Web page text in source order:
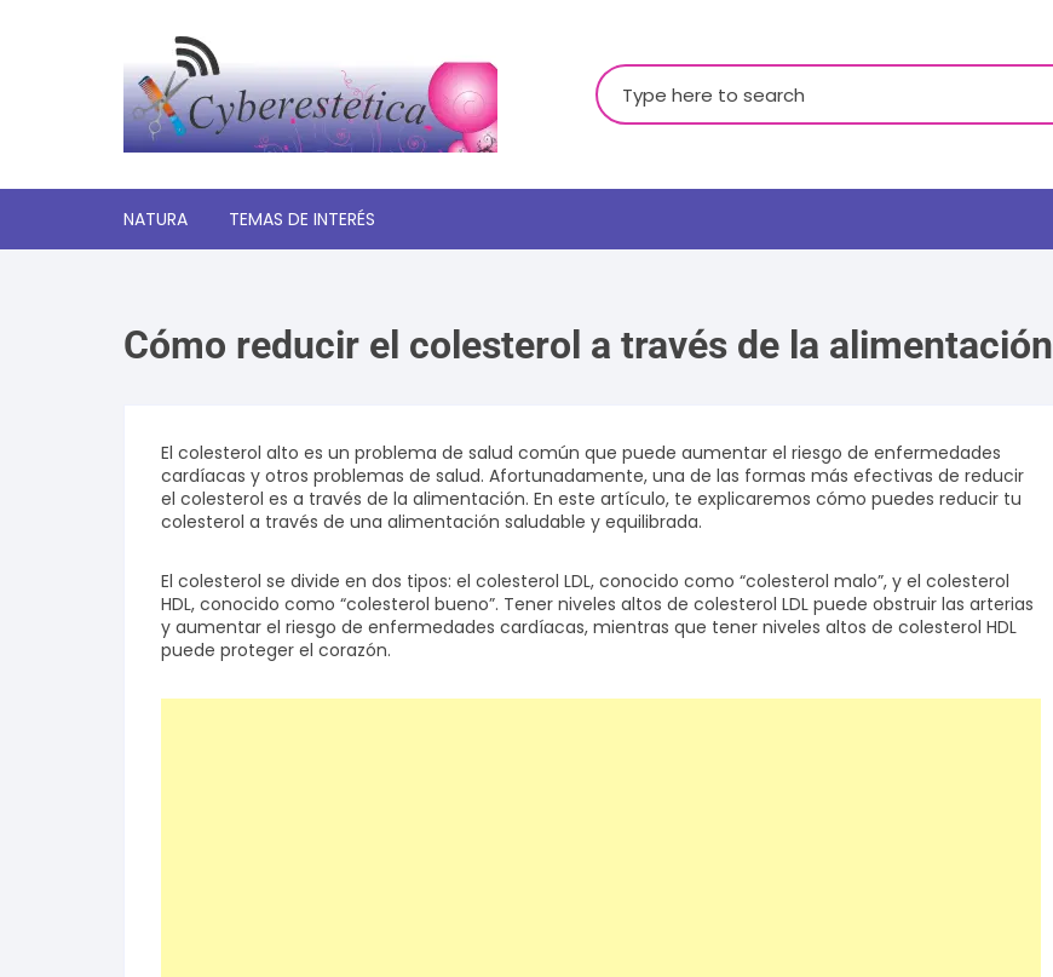
Buscar:
NATURA TEMAS DE INTERÉS
Autoayuda y desarrollo
personal
Tecnologia
Estética
Salud y bienestar
Finanzas
Cómo reducir el colesterol a través de la alimentación
El colesterol alto es un problema de salud común que puede aumentar el riesgo de enfermedades
cardíacas y otros problemas de salud. Afortunadamente, una de las formas más efectivas de reducir
el colesterol es a través de la alimentación. En este artículo, te explicaremos cómo puedes reducir tu
colesterol a través de una alimentación saludable y equilibrada.
El colesterol se divide en dos tipos: el colesterol LDL, conocido como “colesterol malo”, y el colesterol
HDL, conocido como “colesterol bueno”. Tener niveles altos de colesterol LDL puede obstruir las arterias
y aumentar el riesgo de enfermedades cardíacas, mientras que tener niveles altos de colesterol HDL
puede proteger el corazón.